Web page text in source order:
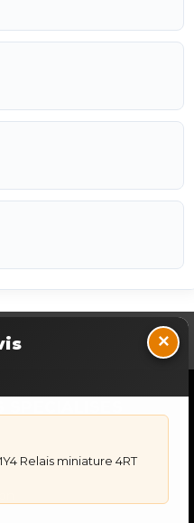
×
Relais miniature 4RT